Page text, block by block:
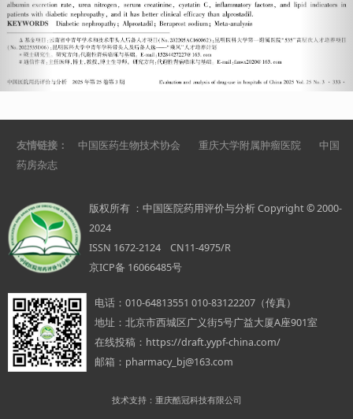
友情链接： 中国医药生物技术协会 重庆大学附属肿瘤医院
中国
药房杂志
版权所有 ：中国医院药用评价与分析 Copyright © 2000-
2024
ISSN 1672-2124 CN11-4975/R
京ICP备 16066485号
电话： 010-64813551 010-83122207（传真）
地址： 北京市西城区广义街5号广益大厦A座901室
在线投稿： https://draft.yypf-china.com/
邮箱： pharmacy_bj@163.com
技术支持：重庆酷冠科技有限公司